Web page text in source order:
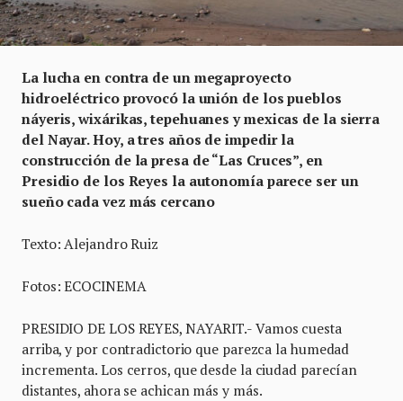
La lucha en contra de un megaproyecto
hidroeléctrico provocó la unión de los pueblos
náyeris, wixárikas, tepehuanes y mexicas de la sierra
del Nayar. Hoy, a tres años de impedir la
construcción de la presa de “Las Cruces”, en
Presidio de los Reyes la autonomía parece ser un
sueño cada vez más cercano
Texto: Alejandro Ruiz
Fotos: ECOCINEMA
PRESIDIO DE LOS REYES, NAYARIT.- Vamos cuesta
arriba, y por contradictorio que parezca la humedad
incrementa. Los cerros, que desde la ciudad parecían
distantes, ahora se achican más y más.